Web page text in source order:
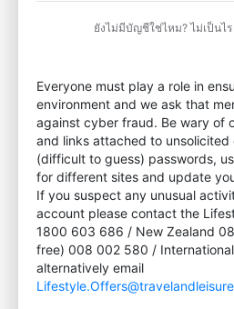
ยังไม่มีบัญชีใช่ไหม? ไม่เป็นไร
Everyone must play a role in
environment and we ask that
against cyber fraud. Be wary of
and links attached to unsolicited
(difficult to guess) passwords,
for different sites and update
If you suspect any unusual
account please contact the
1800 603 686 / New Zealand
free) 008 002 580 /
alternatively email